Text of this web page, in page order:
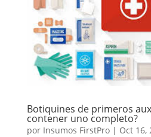
Botiquines de primeros
contener uno completo?
por Insumos FirstPro| Oct 16,